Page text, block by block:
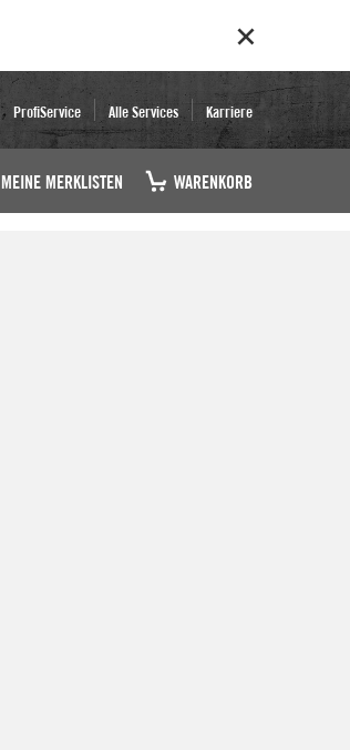
ProfiService Alle Services Karriere
MEINE MERKLISTEN WARENKORB